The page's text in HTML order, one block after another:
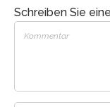
Schreiben Sie